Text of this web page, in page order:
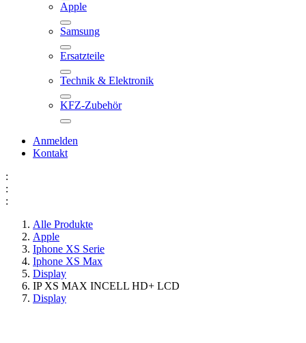
Apple
Samsung
Ersatzteile
Technik & Elektronik
KFZ-Zubehör
Anmelden
Kontakt
:
:
:
Alle Produkte
Apple
Iphone XS Serie
Iphone XS Max
Display
IP XS MAX INCELL HD+ LCD
Display